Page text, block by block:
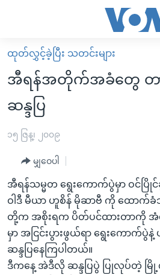
လွယ်ကူ
စေ
Link
များ
အကြောင်းအရာ
ကျော်
ကြည့်
ရန်
ပင်မ
မူလစာမျက်နှာ
မြန်မာ
ကမ္ဘာ့သတင်းများ
နိုင်ငံတကာ
အစ္စရေး-ပါလက်စတိုင်း
ဗွီဒီယို
ရပ်ဝန်းတခု လမ်းတခု အလွန်
အင်္ဂလိပ်စာလေ့လာမယ်
အမေရိကန်သုံးအီဒီယံ
မကြေးမုံရဲ့ အင်္ဂလိပ်စာ
ရုပ်ရှင်ထဲက အင်္ဂလိပ်စာ
အပတ်စဉ်ကဏ္ဍများ
ရေဒီယို
တီဗွီ
ရေဒီယိုနှင့်ရုပ်သံ အချက်အလက်များ
ရေဒီယို/တီဗွီအစီအစဉ်
ထုတ်လွှင့်ခဲ့ပြီး သတင်းများ
အီရန်အတိုက်အခံတွေ တား
ဆန္ဒပြ
၁၅ ဇြန္၊ ၂၀၀၉
မျှဝေပါ
အီရန်သမ္မတ ရွေးကောက်ပွဲမှာ ဝင်ပြိုင်
ဝါဒီ မီယာ ဟူစိန် မိုဆာဗီ ကို ထောက်ခံသူ
တို့က အစိုးရက ပိတ်ပင်ထားတာကို အံ
မှာ အငြင်းပွားဖွယ်ရာ ရွေးကောက်
ဆန္ဒပြနေကြပါတယ်။
ဒီကနေ့ အဲဒီလို ဆန္ဒပြပွဲ ပြုလုပ်တဲ့ မ